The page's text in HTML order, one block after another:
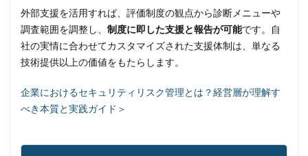
外部支援を活用すれば、評価制度の観点から診断メニューや
調査範囲を調整し、 制度に即した支援と報告が可能です。自
社の実情に合わせてカスタマイズされた支援体制は、単なる
技術提供以上の価値をもたらします。
企業におけるセキュリティリスク管理とは？経営層が理解す
べき本質と実践ガイド＞